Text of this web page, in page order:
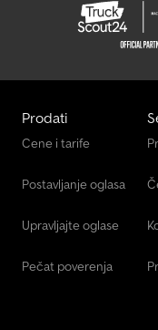
sajlom, poluautomatski
pocinkovane rampe od
s kočnicom, uključena
spoljašnjem profilu
Prodati
Cene i tarife
Postavljanje oglasa
Upravljajte oglase
Pečat poverenja